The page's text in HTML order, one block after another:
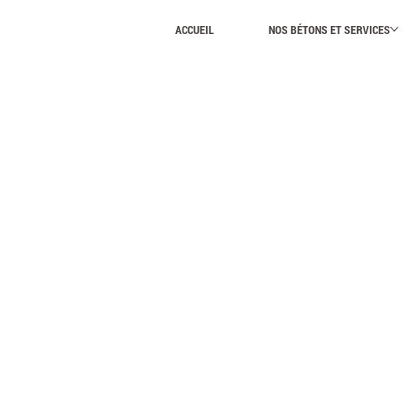
ACCUEIL NOS BÉTONS ET SERVICES